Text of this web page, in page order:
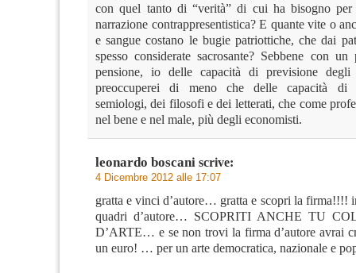
con quel tanto di “verità” di cui ha bisogno per
narrazione contrappresentistica? E quante vite o
e sangue costano le bugie patriottiche, che dai
spesso considerate sacrosante? Sebbene con
pensione, io delle capacità di previsione degli
preoccuperei di meno che delle capacità di
semiologi, dei filosofi e dei letterati, che come
nel bene e nel male, più degli economisti.
leonardo boscani scrive:
4 Dicembre 2012 alle 17:07
gratta e vinci d’autore… gratta e scopri la firma!!!!
quadri d’autore… SCOPRITI ANCHE TU
D’ARTE… e se non trovi la firma d’autore avrai
un euro! … per un arte democratica, nazionale e